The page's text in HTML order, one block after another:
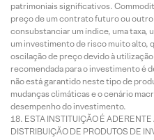
patrimoniais significativos.
preço de um contrato futuro ou
consubstanciar um índice, uma taxa,
um investimento de risco muito alto,
oscilação de preço devido à
recomendada para o investimento é
não está garantido neste tipo de
mudanças climáticas e o cenário
desempenho do investimento.
ESTA INSTITUIÇÃO É
DISTRIBUIÇÃO DE PRODUTOS DE